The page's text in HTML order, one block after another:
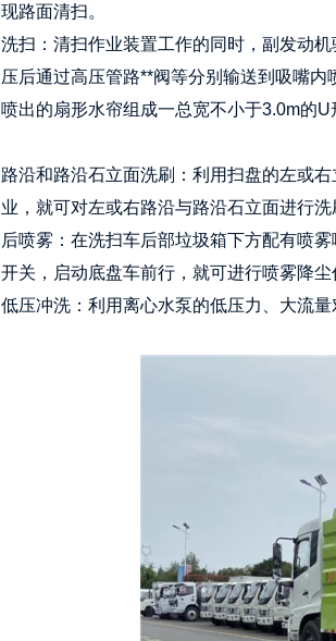
现路面清扫。
洗扫：清扫作业装置工作的同时，副发动
压后通过高压管路**阀等分别输送到吸嘴
喷出的扇形水帘组成一总宽不小于3.0m的
路沿和路沿石立面洗刷：利用扫盘的左或
业，就可对左或右路沿与路沿石立面进行洗
后喷雾：在洗扫车后部垃圾箱下方配有喷
开关，启动底盘车前行，就可进行喷雾降尘
低压冲洗：利用离心水泵的低压力、大流量